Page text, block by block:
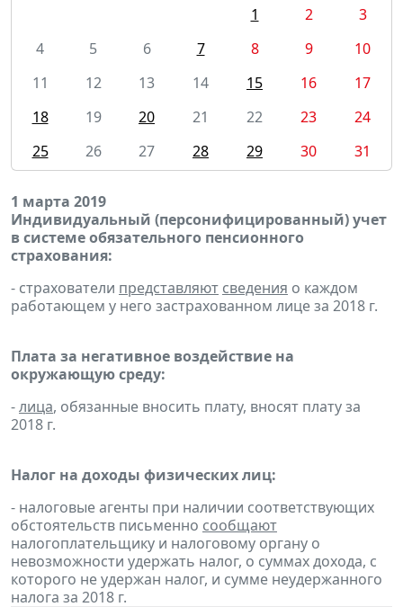
1
2
3
4
5 6 7 8 9
10
11
12 13 14 15 16
17
18
19 20 21 22 23
24
25
26 27 28 29 30 31
1 марта 2019
Индивидуальный (персонифицированный) учет
в системе обязательного пенсионного
страхования:
- страхователи представляют сведения о каждом
работающем у него застрахованном лице за 2018 г.
Плата за негативное воздействие на
окружающую среду:
-лица, обязанные вносить плату, вносят плату за
2018 г.
Налог на доходы физических лиц:
- налоговые агенты при наличии соответствующих
обстоятельств письменно сообщают
налогоплательщику и налоговому органу о
невозможности удержать налог, о суммах дохода, с
которого не удержан налог, и сумме неудержанного
налога за 2018 г.